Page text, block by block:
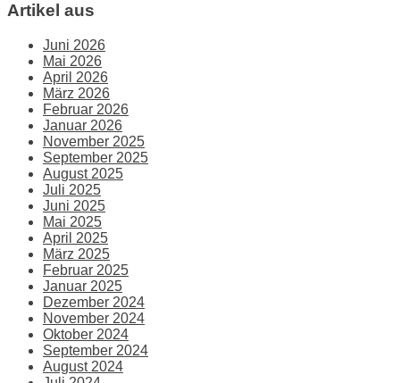
Artikel aus
Juni 2026
Mai 2026
April 2026
März 2026
Februar 2026
Januar 2026
November 2025
September 2025
August 2025
Juli 2025
Juni 2025
Mai 2025
April 2025
März 2025
Februar 2025
Januar 2025
Dezember 2024
November 2024
Oktober 2024
September 2024
August 2024